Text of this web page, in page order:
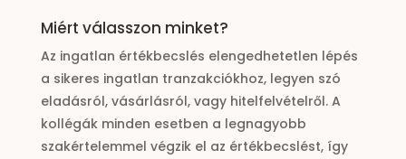
Miért válasszon minket?
Az ingatlan értékbecslés elengedhetetlen lépés
a sikeres ingatlan tranzakciókhoz, legyen szó
eladásról, vásárlásról, vagy hitelfelvételről. A
kollégák minden esetben a legnagyobb
szakértelemmel végzik el az értékbecslést, így